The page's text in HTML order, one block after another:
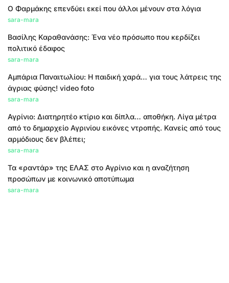
Ο Φαρμάκης επενδύει εκεί που άλλοι μένουν στα λόγια
sara-mara
Βασίλης Καραθανάσης: Ένα νέο πρόσωπο που κερδίζει
πολιτικό έδαφος
sara-mara
Αμπάρια Παναιτωλίου: Η παιδική χαρά… για τους λάτρεις της
άγριας φύσης! video foto
sara-mara
Αγρίνιο: Διατηρητέο κτίριο και δίπλα… αποθήκη. Λίγα μέτρα
από το δημαρχείο Αγρινίου εικόνες ντροπής. Κανείς από τους
αρμόδιους δεν βλέπει;
sara-mara
Τα «ραντάρ» της ΕΛΑΣ στο Αγρίνιο και η αναζήτηση
προσώπων με κοινωνικό αποτύπωμα
sara-mara